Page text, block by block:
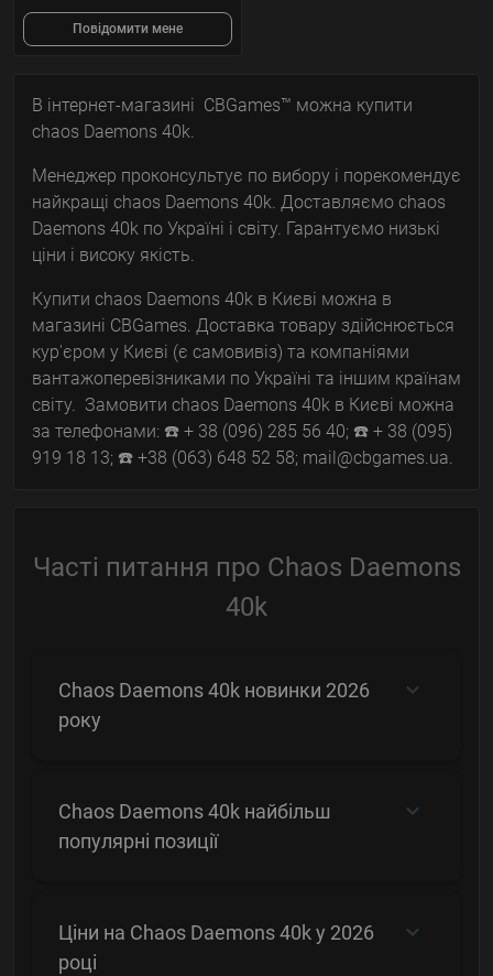
Повідомити мене
В інтернет-магазині CBGames™ можна купити
chaos Daemons 40k.
Менеджер проконсультує по вибору і порекомендує
найкращі chaos Daemons 40k. Доставляємо chaos
Daemons 40k по Україні і світу. Гарантуємо низькі
ціни і високу якість.
Купити chaos Daemons 40k в Києві можна в
магазині CBGames. Доставка товару здійснюється
кур'єром у Києві (є самовивіз) та компаніями
вантажоперевізниками по Україні та іншим країнам
світу. Замовити chaos Daemons 40k в Києві можна
за телефонами: ☎️ + 38 (096) 285 56 40; ☎️ + 38 (095)
919 18 13; ☎️ +38 (063) 648 52 58; mail@cbgames.ua.
Часті питання про Chaos Daemons
40k
Chaos Daemons 40k новинки 2026
року
Chaos Daemons 40k найбільш
популярні позиції
Ціни на Chaos Daemons 40k у 2026
році